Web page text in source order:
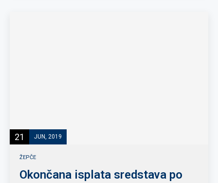
21 JUN, 2019
ŽEPČE
Okončana isplata sredstava po